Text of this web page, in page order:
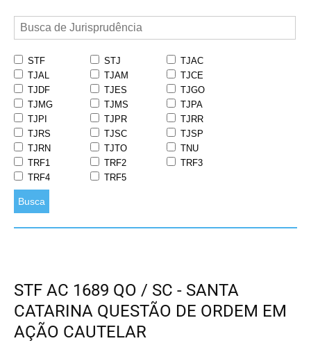
STF STJ
TJAC
TJAL
TJAM
TJCE
TJDF
TJES
TJGO
TJMG
TJMS
TJPA
TJPI
TJPR
TJRR
TJRS
TJSC
TJSP
TJRN
TJTO
TNU
TRF1
TRF2
TRF3
TRF4
TRF5
Busca
STF AC 1689 QO / SC - SANTA
CATARINA QUESTÃO DE ORDEM EM
AÇÃO CAUTELAR